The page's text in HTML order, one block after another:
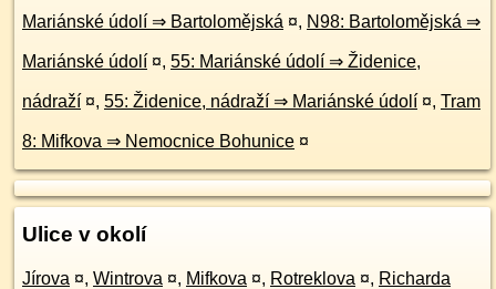
Mariánské údolí ⇒ Bartolomějská ¤, N98: Bartolomějská ⇒
Mariánské údolí ¤, 55: Mariánské údolí ⇒ Židenice,
nádraží ¤, 55: Židenice, nádraží ⇒ Mariánské údolí ¤, Tram
8: Mifkova ⇒ Nemocnice Bohunice ¤
Ulice v okolí
Jírova ¤, Wintrova ¤, Mifkova ¤, Rotreklova ¤, Richarda